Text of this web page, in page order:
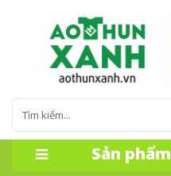
Sản phẩm